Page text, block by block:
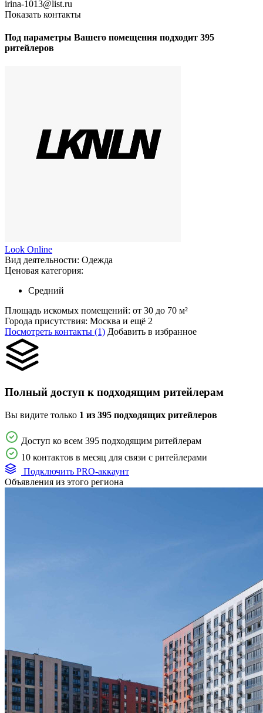
irina-1013@list.ru
Показать контакты
Под параметры Вашего помещения подходит 395
ритейлеров
Look Online
Вид деятельности: Одежда
Ценовая категория:
Средний
Площадь искомых помещений: от 30 до 70 м²
Города присутствия: Москва и ещё 2
Посмотреть контакты (1) Добавить в избранное
Полный доступ к подходящим ритейлерам
Вы видите только 1 из 395 подходящих ритейлеров
Доступ ко всем 395 подходящим ритейлерам
10 контактов в месяц для связи с ритейлерами
Подключить PRO-аккаунт
Объявления из этого региона